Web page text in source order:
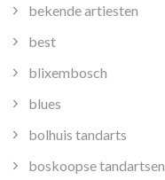
bekende artiesten
best
blixembosch
blues
bolhuis tandarts
boskoopse tandartsen